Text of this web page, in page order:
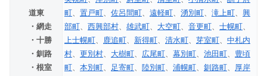
道東
・網走
・十勝
・釧路
・根室
町、 置戸町、 佐呂間町、 遠軽町、 湧別町、 滝上町、 興
部町、 西興部村、 雄武町、 大空町、 音更町、 士幌町、
上士幌町、 鹿追町、 新得町、 清水町、 芽室町、 中札内
村、 更別村、 大樹町、 広尾町、 幕別町、 池田町、 豊頃
町、 本別町、 足寄町、 陸別町、 浦幌町、 釧路町、 厚岸